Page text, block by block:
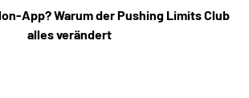
App? Warum der Pushing Limits Club
alles verändert